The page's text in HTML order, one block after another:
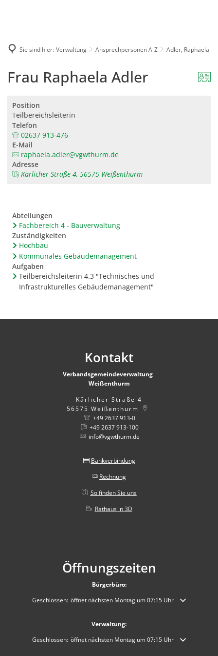
Sie sind hier: Verwaltung Ansprechpersonen A-Z Adler, Raphaela
Frau Raphaela Adler
Position
Teilbereichsleiterin
Telefon
02637 913-476
E-Mail
raphaela.adler@vgwthurm.de
Adresse
Kärlicher Straße 4, 56575 Weißenthurm
Abteilungen
Fachbereich 4 - Bauverwaltung
Zuständigkeiten
Hochbau
Kommunales Gebäudemanagement
Aufgaben
Teilbereichsleiterin 4.3 "Technisches und
Infrastrukturelles Gebäudemanagement"
Kontakt
Verbandsgemeindeverwaltung
Weißenthurm
Kärlicher Straße 4
56575 Weißenthurm
+49 2637 913-0
+49 2637 913-100
info@vgwthurm.de
Bankverbindung
Rechnung
So finden Sie uns
Rathaus in 3D
Öffnungszeiten
Bürgerbüro:
Klicken, um weitere Öffnungs- oder Schließzeiten auszublenden
Geschlossen: öffnet nächsten Montag um 07:15 Uhr
Verwaltung:
Klicken, um weitere Öffnungs- oder Schließzeiten auszublenden
Geschlossen: öffnet nächsten Montag um 07:15 Uhr